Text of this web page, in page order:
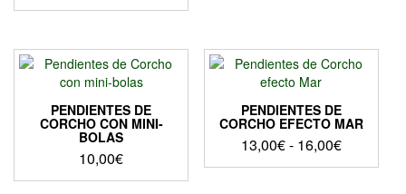
Este
tiene
múltiples
variantes.
Las
opciones
se
pueden
elegir
PENDIENTES DE
CORCHO CON MINI-
BOLAS
10,00€
Este
PENDIENTES DE
CORCHO EFECTO MAR
13,00€- 16,00€Rango
de
Este